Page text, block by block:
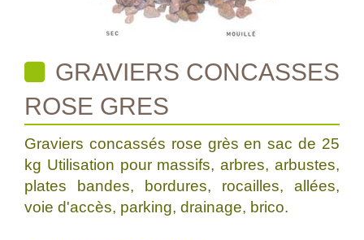
GRAVIERS CONCASSES
ROSE GRES
Graviers concassés rose grès en sac de 25
kg Utilisation pour massifs, arbres, arbustes,
plates bandes, bordures, rocailles, allées,
voie d'accès, parking, drainage, brico.